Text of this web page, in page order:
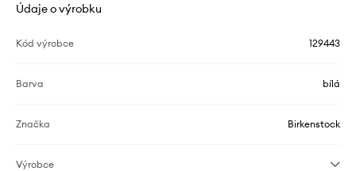
Údaje o výrobku
Kód výrobce 129443
Barva bílá
Značka Birkenstock
Výrobce